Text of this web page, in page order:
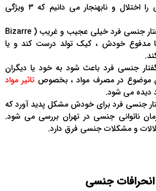
هنگامی رفتار جنسی را اختلال و نابهنجار می دانیم که ۳ ویژگی
پندار، کردار و گفتار جنسی فرد خیلی عجیب و غریب ( Bizarre
مدفوع خودش ، کیک تولد درست کند و یا
گفتار جنسی فرد باعث شود به خود یا دیگران
موضوع در مصرف مواد ، بخصوص تاثیر مواد
دیده می شود.
جنسی فرد برای خودش مشکل پدید آورد که
درمان ناتوانی جنسی در تهران بررسی می شود.
و مشکلات جنسی فرق دارد.
جنسی